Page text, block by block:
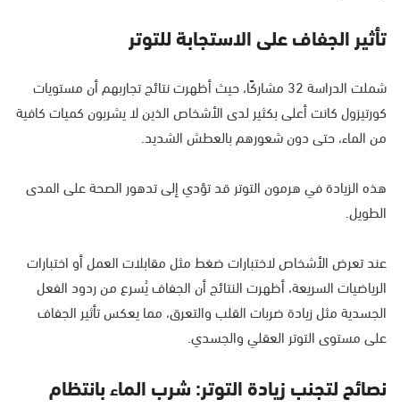
تأثير الجفاف على الاستجابة للتوتر
شملت الدراسة 32 مشاركًا، حيث أظهرت نتائج تجاربهم أن مستويات
كورتيزول كانت أعلى بكثير لدى الأشخاص الذين لا يشربون كميات كافية
من الماء، حتى دون شعورهم بالعطش الشديد.
هذه الزيادة في هرمون التوتر قد تؤدي إلى تدهور الصحة على المدى
الطويل.
عند تعرض الأشخاص لاختبارات ضغط مثل مقابلات العمل أو اختبارات
الرياضيات السريعة، أظهرت النتائج أن الجفاف يُسرع من ردود الفعل
الجسدية مثل زيادة ضربات القلب والتعرق، مما يعكس تأثير الجفاف
على مستوى التوتر العقلي والجسدي.
نصائح لتجنب زيادة التوتر: شرب الماء بانتظام